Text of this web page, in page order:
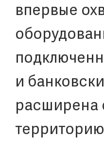
впервые
и
расширена